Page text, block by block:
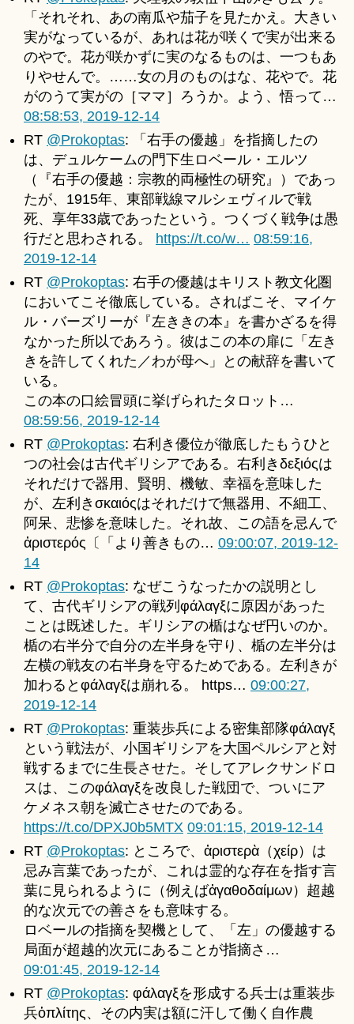
「それそれ、あの南瓜や茄子を見たかえ。大きい
実がなっているが、あれは花が咲くで実が出来る
のやで。花が咲かずに実のなるものは、一つもあ
りやせんで。……女の月のものはな、花やで。花
がのうて実がの［ママ］ろうか。よう、悟って…
08:58:53, 2019-12-14
RT @Prokoptas: 「右手の優越」を指摘したの
は、デュルケームの門下生ロベール・エルツ
（『右手の優越：宗教的両極性の研究』）であっ
たが、1915年、東部戦線マルシェヴィルで戦
死、享年33歳であったという。つくづく戦争は愚
行だと思わされる。 https://t.co/w… 08:59:16,
2019-12-14
RT @Prokoptas: 右手の優越はキリスト教文化圏
においてこそ徹底している。さればこそ、マイケ
ル・バーズリーが『左ききの本』を書かざるを得
なかった所以であろう。彼はこの本の扉に「左き
きを許してくれた／わが母へ」との献辞を書いて
いる。
この本の口絵冒頭に挙げられたタロット…
08:59:56, 2019-12-14
RT @Prokoptas: 右利き優位が徹底したもうひと
つの社会は古代ギリシアである。右利きδεξιόςは
それだけで器用、賢明、機敏、幸福を意味した
が、左利きσκαιόςはそれだけで無器用、不細工、
阿呆、悲惨を意味した。それ故、この語を忌んで
ἀριστερός〔「より善きもの… 09:00:07, 2019-12-
14
RT @Prokoptas: なぜこうなったかの説明とし
て、古代ギリシアの戦列φάλαγξに原因があった
ことは既述した。ギリシアの楯はなぜ円いのか。
楯の右半分で自分の左半身を守り、楯の左半分は
左横の戦友の右半身を守るためである。左利きが
加わるとφάλαγξは崩れる。 https… 09:00:27,
2019-12-14
RT @Prokoptas: 重装歩兵による密集部隊φάλαγξ
という戦法が、小国ギリシアを大国ペルシアと対
戦するまでに生長させた。そしてアレクサンドロ
スは、このφάλαγξを改良した戦団で、ついにア
ケメネス朝を滅亡させたのである。
https://t.co/DPXJ0b5MTX 09:01:15, 2019-12-14
RT @Prokoptas: ところで、ἀριστερὰ（χείρ）は
忌み言葉であったが、これは霊的な存在を指す言
葉に見られるように（例えばἀγαθοδαίμων）超越
的な次元での善さをも意味する。
ロベールの指摘を契機として、「左」の優越する
局面が超越的次元にあることが指摘さ…
09:01:45, 2019-12-14
RT @Prokoptas: φάλαγξを形成する兵士は重装歩
兵ὁπλίτης、その内実は額に汗して働く自作農